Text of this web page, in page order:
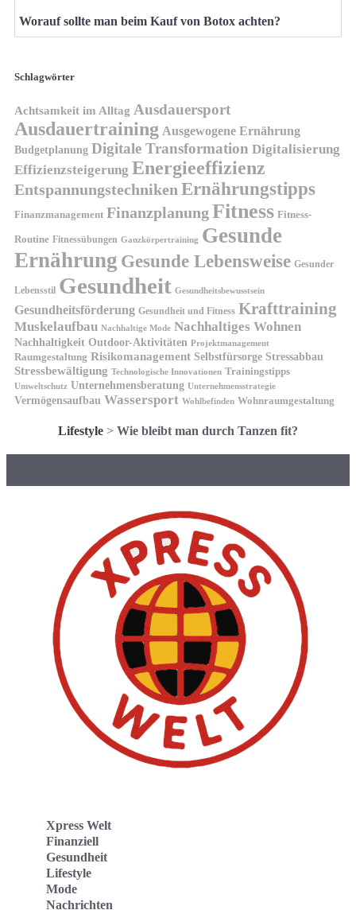
Worauf sollte man beim Kauf von Botox achten?
Schlagwörter
Achtsamkeit im Alltag Ausdauersport
Ausdauertraining Ausgewogene Ernährung
Budgetplanung Digitale Transformation Digitalisierung
Effizienzsteigerung Energieeffizienz
Entspannungstechniken Ernährungstipps
Finanzmanagement Finanzplanung Fitness Fitness-
Routine Fitnessübungen Ganzkörpertraining Gesunde
Ernährung Gesunde Lebensweise Gesunder
Lebensstil Gesundheit Gesundheitsbewusstsein
Gesundheitsförderung Gesundheit und Fitness Krafttraining
Muskelaufbau Nachhaltige Mode Nachhaltiges Wohnen
Nachhaltigkeit Outdoor-Aktivitäten Projektmanagement
Raumgestaltung Risikomanagement Selbstfürsorge Stressabbau
Stressbewältigung Technologische Innovationen Trainingstipps
Umweltschutz Unternehmensberatung Unternehmensstrategie
Vermögensaufbau Wassersport Wohlbefinden Wohnraumgestaltung
Lifestyle > Wie bleibt man durch Tanzen fit?
Xpress Welt
Finanziell
Gesundheit
Lifestyle
Mode
Nachrichten